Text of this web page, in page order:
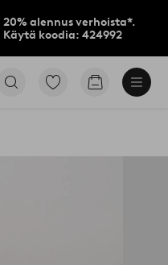
20% alennus verhoista*.
Käytä koodia: 424992
Siirry
Siirry